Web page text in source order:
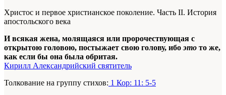
Христос и первое христианское поколение. Часть II. История
апостольского века
И всякая жена, молящаяся или пророчествующая с
открытою головою, постыжает свою голову, ибоэто то же,
как если бы она была обритая.
Кирилл Александрийский святитель
Толкование на группу стихов: 1 Кор: 11: 5-5